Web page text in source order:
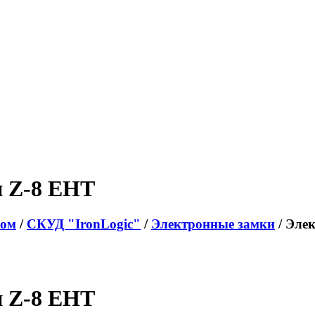
Z-8 EHT
/ СКУД "IronLogic" / Электронные замки /
Z-8 EHT